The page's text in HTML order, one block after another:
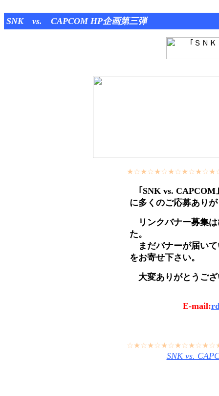
SNK vs. CAPCOM HP企画第三弾
｢SNK vs. CAPCOM
に多くのご応募あり
リンクバナー募集は
た。
まだバナーが届いて
をお寄せ下さい。
大変ありがとうござ
E-mail:
SNK vs.